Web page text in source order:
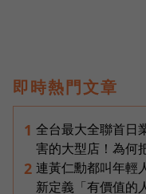
即時熱門文章
1 全台最大全聯首日
害的大型店！為何
2 連黃仁勳都叫年輕
新定義「有價值的